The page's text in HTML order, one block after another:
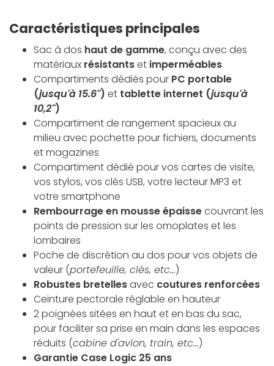
Caractéristiques principales
Sac à dos haut de gamme, conçu avec des
matériaux résistantset imperméables
Compartiments dédiés pour PC portable
(jusqu'à 15.6'') et tablette internet (jusqu'à
10,2'')
Compartiment de rangement spacieux au
milieu avec pochette pour fichiers, documents
et magazines
Compartiment dédié pour vos cartes de visite,
vos stylos, vos clés USB, votre lecteur MP3 et
votre smartphone
Rembourrage en mousse épaissecouvrant les
points de pression sur les omoplates et les
lombaires
Poche de discrétion au dos pour vos objets de
valeur (portefeuille, clés, etc...)
Robustes bretellesavec coutures renforcées
Ceinture pectorale réglable en hauteur
2 poignées sitées en haut et en bas du sac,
pour faciliter sa prise en main dans les espaces
réduits (cabine d'avion, train, etc...)
Garantie Case Logic 25 ans